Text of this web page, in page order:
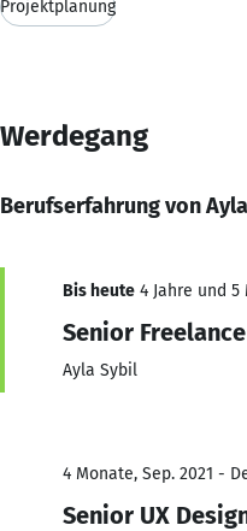
Projektplanung
Werdegang
Berufserfahrung von
Bis heute 4 Jahre und 5
Senior
Ayla Sybil
4 Monate, Sep. 2021 -
Senior UX